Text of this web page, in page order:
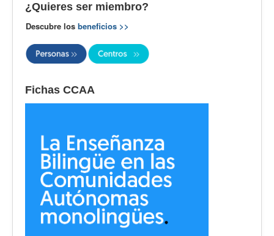
Contacto
¿Quieres ser miembro?
Descubre los beneficios >>
Fichas CCAA